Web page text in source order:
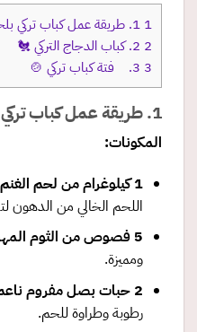
1
2
3
1. طريقة عمل كباب تركي بلحم الغنم 🐑
المكونات:
1كيلوغرام من لحم
اللحم الخالي من
5 فصوص من الثوم
ومميزة.
2 حبات بصل مفروم
رطوبة وطراوة للحم.